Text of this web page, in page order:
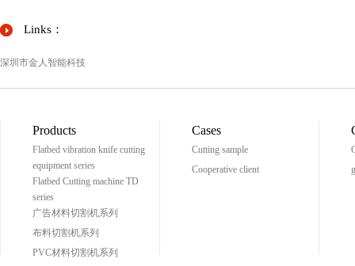
Links：
深圳市金人智能科技
Products
Flatbed vibration knife cutting
equipment series
Flatbed Cutting machine TD
series
广告材料切割机系列
布料切割机系列
PVC材料切割机系列
Cases
Cutting sample
Cooperative client